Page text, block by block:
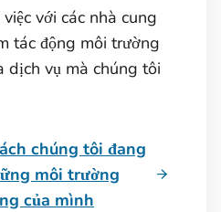
với các nhà cung
tác động môi trường
dịch vụ mà chúng tôi
chúng tôi đang
môi trường
của mình